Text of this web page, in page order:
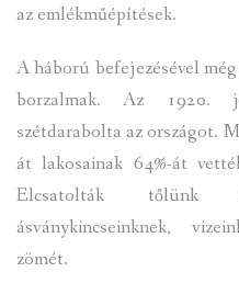
az emlékműépítések.
A háború befejezésével
borzalmak. Az 1920.
szétdarabolta az országot.
át lakosainak 64%-át
Elcsatolták tőlünk
ásványkincseinknek,
zömét.